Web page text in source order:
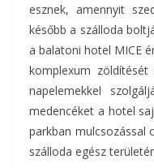
esznek, amennyit
később a szálloda
a balatoni hotel MICE
komplexum zöldítését
napelemekkel
medencéket a hotel
parkban mulcsozással
szálloda egész